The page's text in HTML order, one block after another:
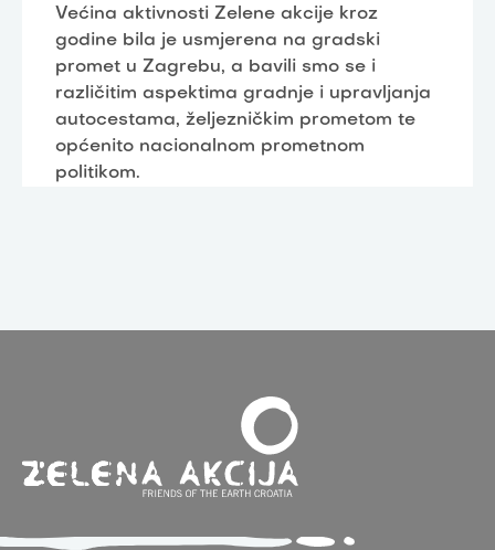
Većina aktivnosti Zelene akcije kroz
godine bila je usmjerena na gradski
promet u Zagrebu, a bavili smo se i
različitim aspektima gradnje i upravljanja
autocestama, željezničkim prometom te
općenito nacionalnom prometnom
politikom.